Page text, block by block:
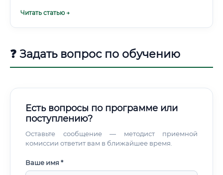
Читать статью →
❓ Задать вопрос по обучению
Есть вопросы по программе или
поступлению?
Оставьте сообщение — методист приемной
комиссии ответит вам в ближайшее время.
Ваше имя *